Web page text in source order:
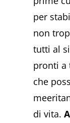
per
non
tutti al
pronti a
che
di vita.